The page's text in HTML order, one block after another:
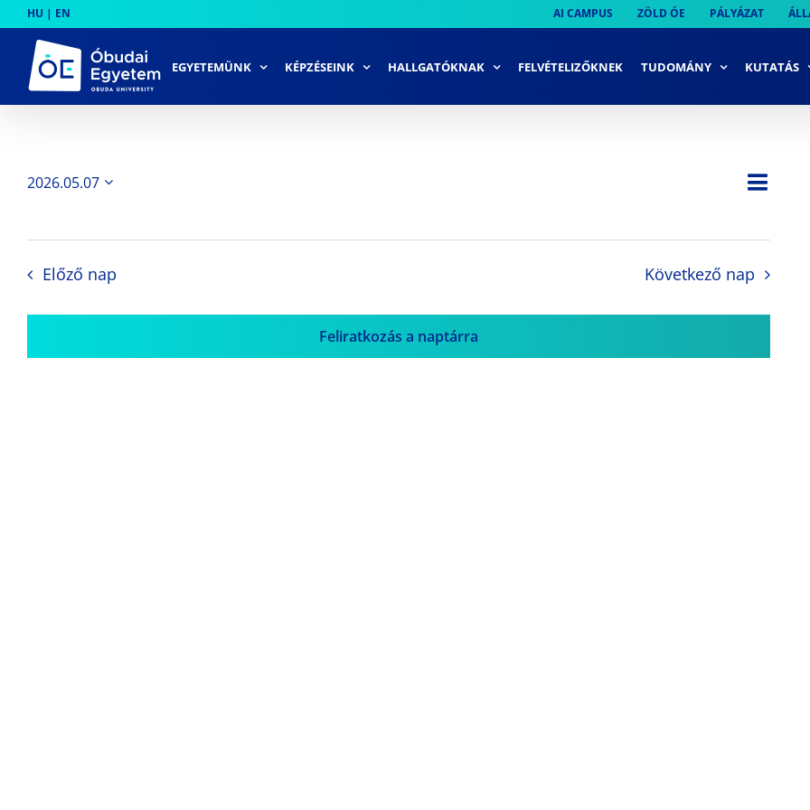
to
content
HU | EN AI CAMPUS ZÖLD ÓE PÁLYÁZAT
EGYETEMÜNK KÉPZÉSEINK HALLGATÓKNAK FELVÉTELIZŐKNEK TUDOMÁNY KUTATÁS
Nap
2026.05.07
Előző nap Következő nap
Feliratkozás a naptárra